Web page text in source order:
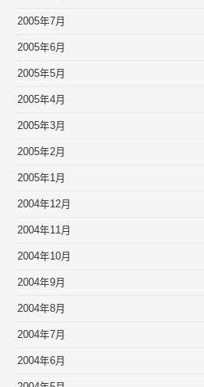
2005年7月
2005年6月
2005年5月
2005年4月
2005年3月
2005年2月
2005年1月
2004年12月
2004年11月
2004年10月
2004年9月
2004年8月
2004年7月
2004年6月